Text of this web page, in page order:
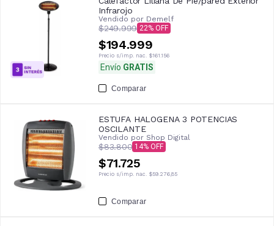
Infrarojo
Vendido por Demelf
$249.999 22
$194.999
Precio s/imp. nac. $161.156
Envío GRATIS
Comparar
ESTUFA HALOGENA 3 POTENCIAS
OSCILANTE
Vendido por Shop Digital
$83.800 14
$71.725
Precio s/imp. nac. $59.276,85
Comparar